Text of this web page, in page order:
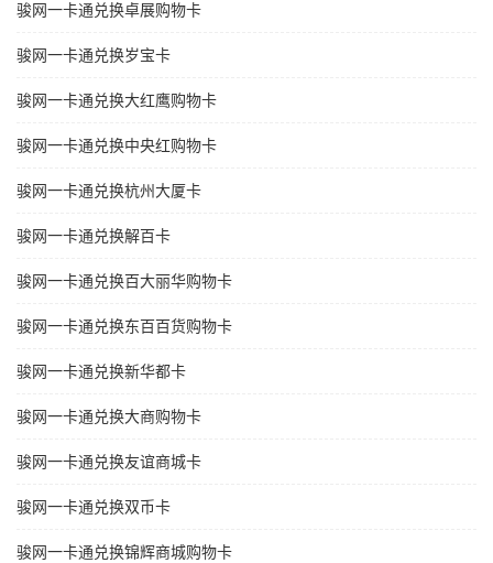
骏网一卡通兑换卓展购物卡
骏网一卡通兑换岁宝卡
骏网一卡通兑换大红鹰购物卡
骏网一卡通兑换中央红购物卡
骏网一卡通兑换杭州大厦卡
骏网一卡通兑换解百卡
骏网一卡通兑换百大丽华购物卡
骏网一卡通兑换东百百货购物卡
骏网一卡通兑换新华都卡
骏网一卡通兑换大商购物卡
骏网一卡通兑换友谊商城卡
骏网一卡通兑换双币卡
骏网一卡通兑换锦辉商城购物卡